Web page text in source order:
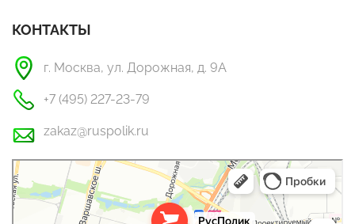
КОНТАКТЫ
г. Москва, ул. Дорожная, д. 9А
+7 (495) 227-23-79
zakaz@ruspolik.ru
РусПолик
Оргстекло, поликарбонат в Москве
Строительные и отделочные работы в Москве